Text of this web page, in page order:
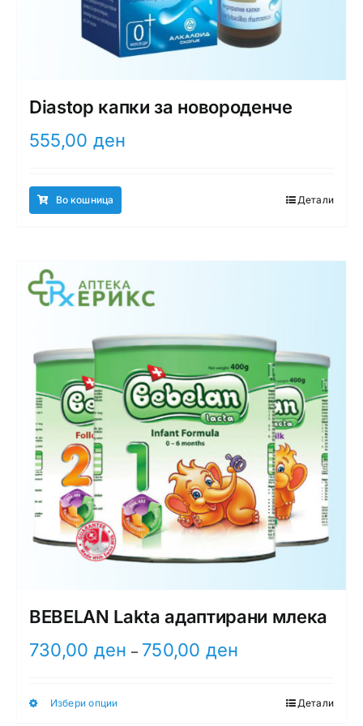
Diastop капки за новороденче
555,00 ден
Во кошница Детали
BEBELAN Lakta адаптирани млека
730,00 ден – 750,00 ден
through
Избери опции
This
Детали